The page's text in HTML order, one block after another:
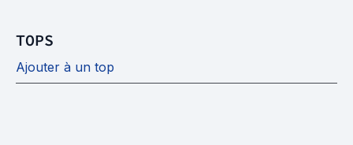
TOPS
Ajouter à un top